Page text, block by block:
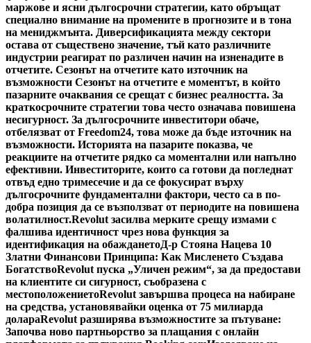
маржове и ясни дългосрочни стратегии, като обръщат
специално внимание на промените в прогнозите и в тона
на мениджмънта. Диверсификацията между сектори
остава от съществено значение, тъй като различните
индустрии реагират по различен начин на изненадите в
отчетите. Сезонът на отчетите като източник на
възможности Сезонът на отчетите е моментът, в който
пазарните очаквания се срещат с бизнес реалността. За
краткосрочните стратегии това често означава повишена
несигурност. За дългосрочните инвеститори обаче,
отбелязват от Freedom24, това може да бъде източник на
възможности. Историята на пазарите показва, че
реакциите на отчетите рядко са моментални или напълно
ефективни. Инвеститорите, които са готови да погледнат
отвъд едно тримесечие и да се фокусират върху
дългосрочните фундаментални фактори, често са в по-
добра позиция да се възползват от периодите на повишена
волатилност.Revolut засилва мерките срещу измами с
фалшива идентичност чрез нова функция за
идентификация на обажданетоД-р Стояна Нацева 10
Златни Финансови Принципа: Как Мисленето Създава
БогатствоRevolut пуска „Уличен режим“, за да предостави
на клиентите си сигурност, съобразена с
местоположениетоRevolut завършва процеса на набиране
на средства, установявайки оценка от 75 милиарда
долараRevolut разширява възможностите за пътуване:
Започва ново партньорство за плащания с онлайн